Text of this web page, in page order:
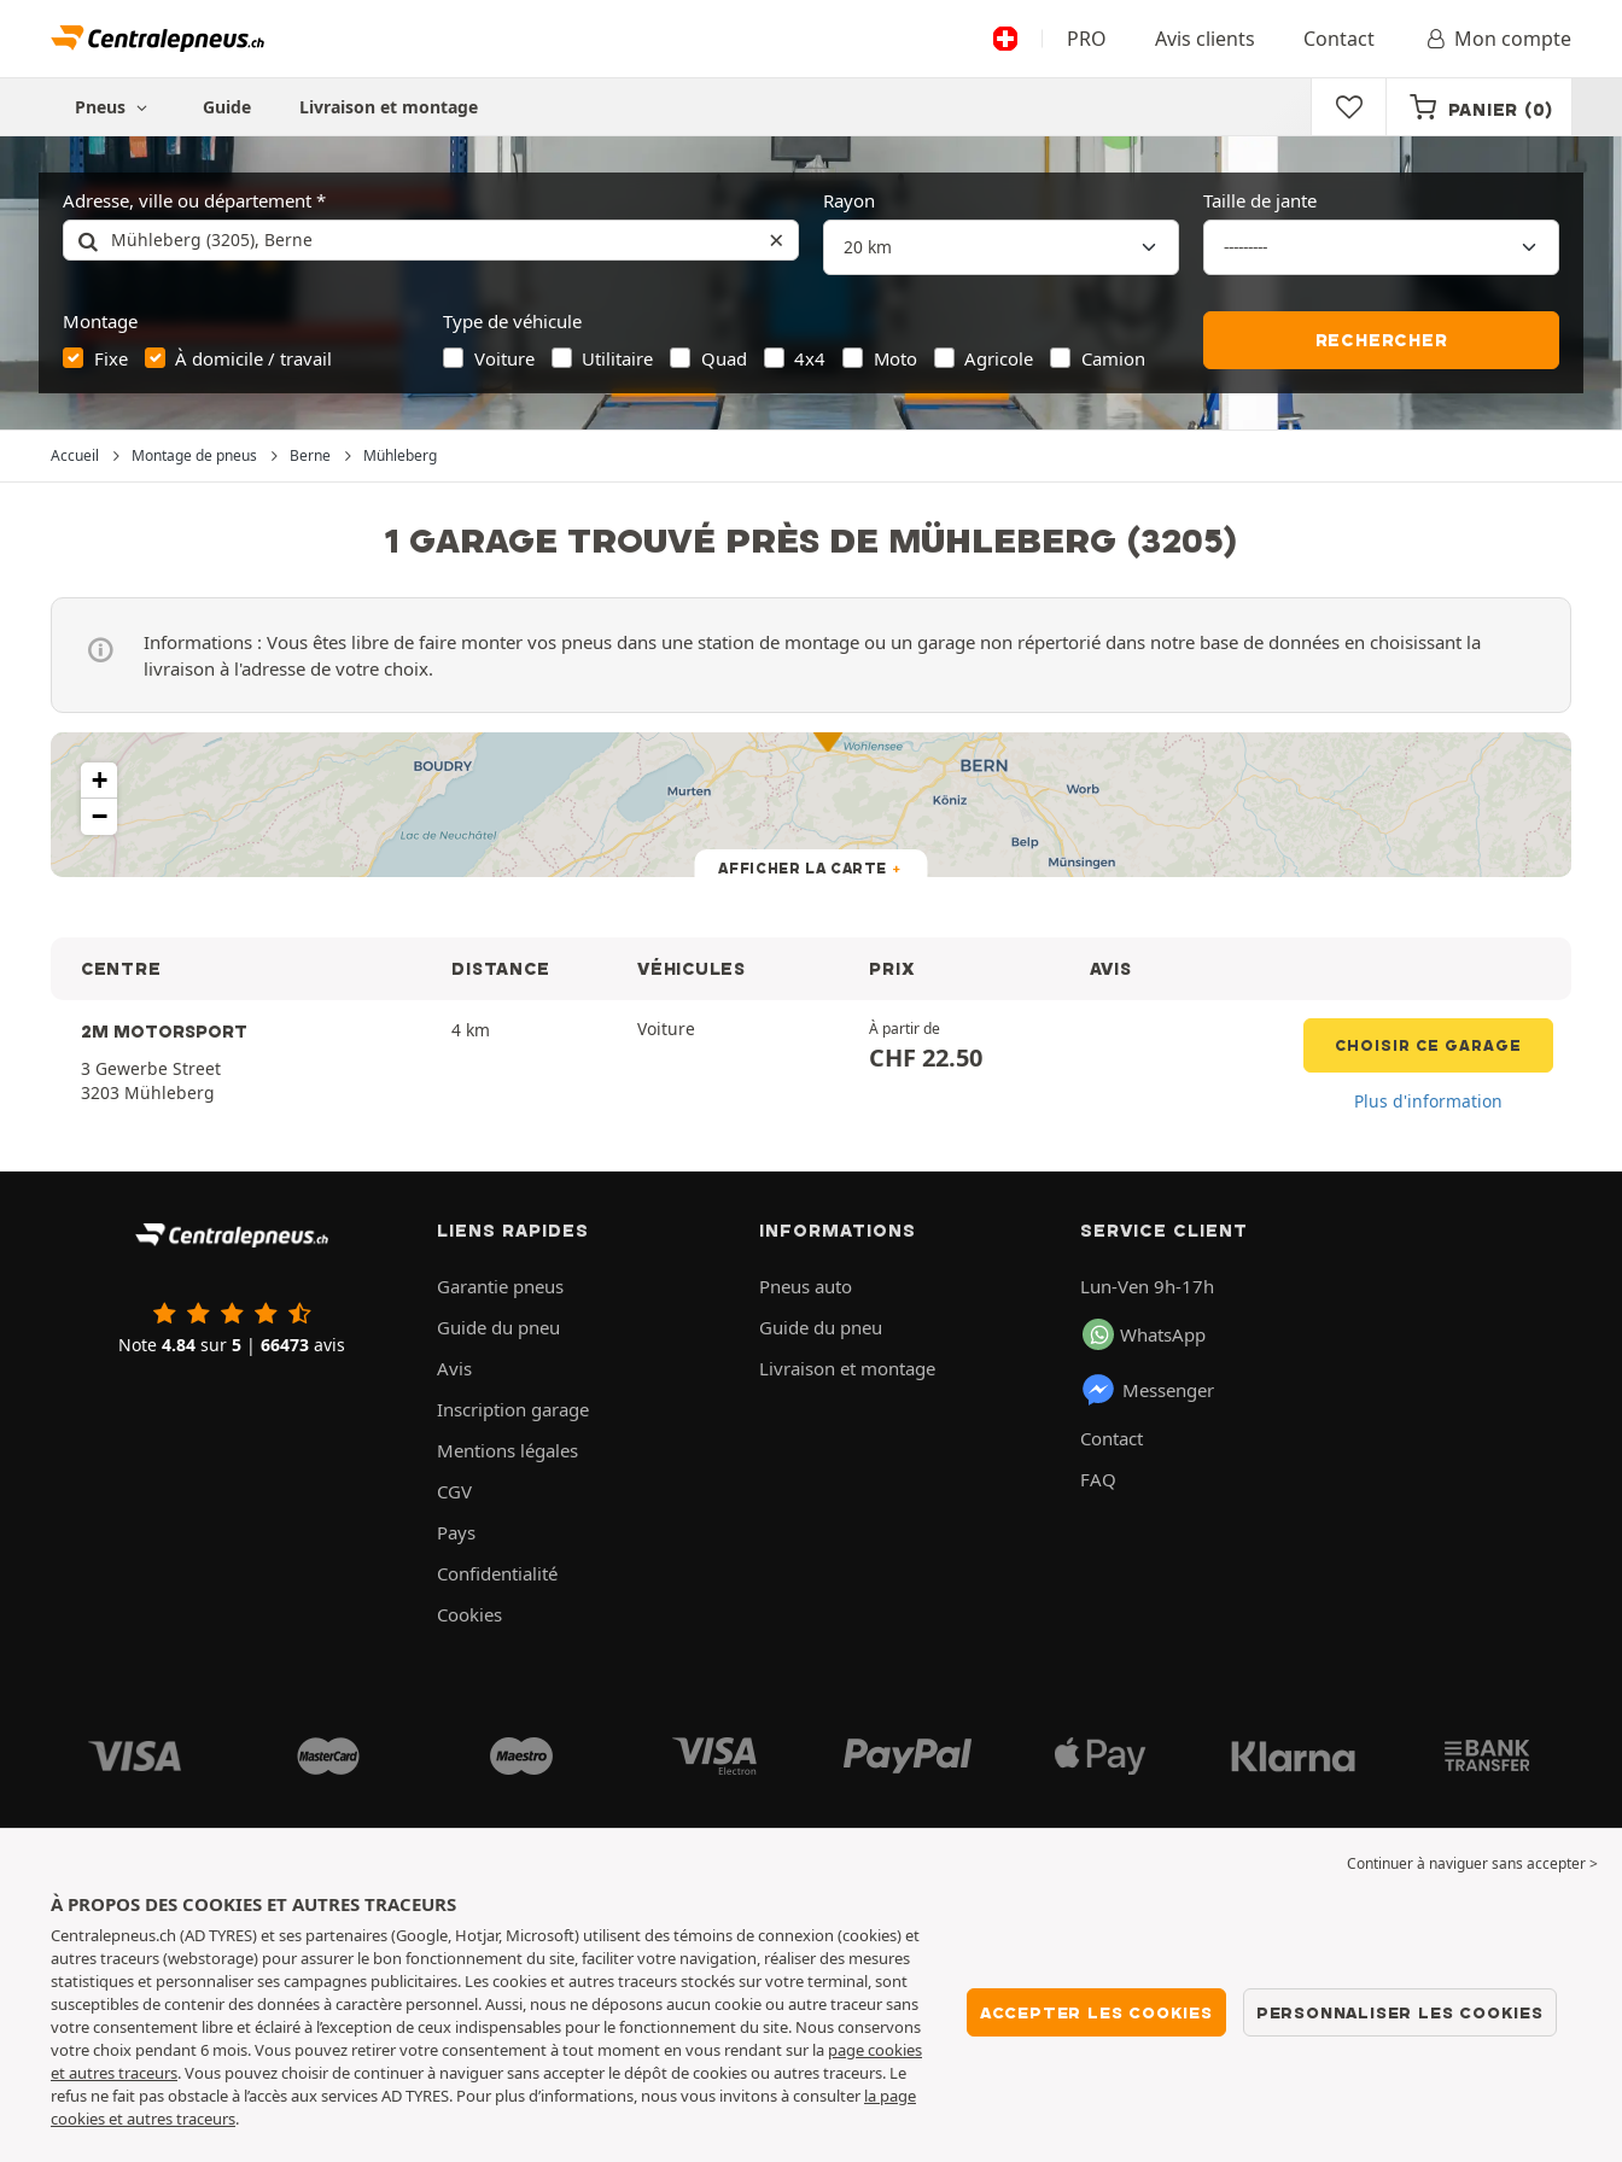
PRO Avis clients Contact Mon compte
Pneus Guide Livraison et montage PANIER (0)
Adresse, ville ou département
×
Rayon Taille de jante
Montage
Fixe
À domicile / travail
Type de véhicule
Voiture
Utilitaire Quad 4x4 Moto Agricole Camion
RECHERCHER
Accueil Montage de pneus Berne Mühleberg
1 GARAGE TROUVÉ PRÈS DE MÜHLEBERG (3205)
Informations : Vous êtes libre de faire monter vos pneus dans une station de montage ou un garage non répertorié dans notre base de données en choisissant la
livraison à l'adresse de votre choix.
+
−
AFFICHER LA CARTE
CENTRE DISTANCE VÉHICULES PRIX AVIS
2M MOTORSPORT
3 Gewerbe Street
3203 Mühleberg
4 km Voiture À partir de
CHF 22.50 CHOISIR CE GARAGE
Plus d'information
Note 4.84 sur 5 | 66473 avis
LIENS RAPIDES
Garantie pneus
Guide du pneu
Avis
Inscription garage
Mentions légales
CGV
Pays
Confidentialité
Cookies
INFORMATIONS
Pneus auto
Guide du pneu
Livraison et montage
SERVICE CLIENT
Lun-Ven 9h-17h
WhatsApp
Messenger
Contact
FAQ
Continuer à naviguer sans accepter >
À PROPOS DES COOKIES ET AUTRES TRACEURS
Centralepneus.ch (AD TYRES) et ses partenaires (Google, Hotjar, Microsoft) utilisent des témoins de connexion (cookies) et
autres traceurs (webstorage) pour assurer le bon fonctionnement du site, faciliter votre navigation, réaliser des mesures
statistiques et personnaliser ses campagnes publicitaires. Les cookies et autres traceurs stockés sur votre terminal, sont
susceptibles de contenir des données à caractère personnel. Aussi, nous ne déposons aucun cookie ou autre traceur sans
votre consentement libre et éclairé à l’exception de ceux indispensables pour le fonctionnement du site. Nous conservons
votre choix pendant 6 mois. Vous pouvez retirer votre consentement à tout moment en vous rendant sur la page cookies
et autres traceurs. Vous pouvez choisir de continuer à naviguer sans accepter le dépôt de cookies ou autres traceurs. Le
refus ne fait pas obstacle à l’accès aux services AD TYRES. Pour plus d’informations, nous vous invitons à consulter la page
cookies et autres traceurs.
ACCEPTER LES COOKIES PERSONNALISER LES COOKIES